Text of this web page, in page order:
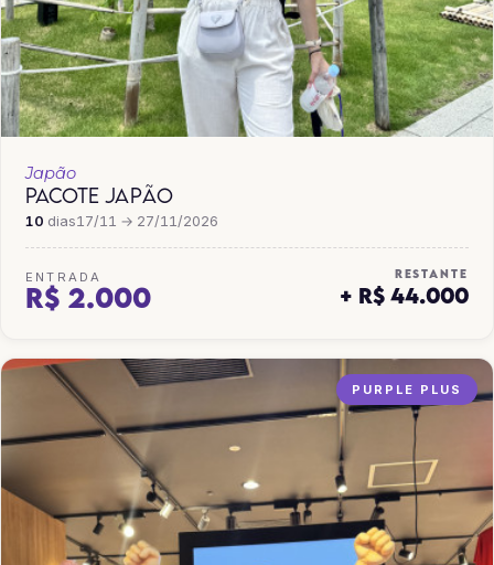
Japão
PACOTE JAPÃO
10 dias17/11 → 27/11/2026
ENTRADA
R$ 2.000
RESTANTE
+ R$ 44.000
PURPLE PLUS